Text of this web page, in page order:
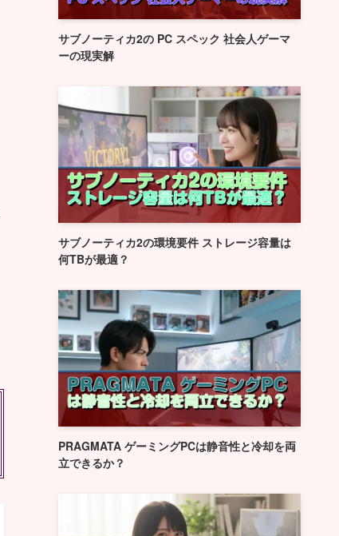
サブノーティカ2の PC スペック 社会人ゲーマ
ーの現実解
サブノーティカ2の環境要件 ストレージ容量は
何TBが最適？
PRAGMATA ゲーミングPCは静音性と冷却を両
立できるか？